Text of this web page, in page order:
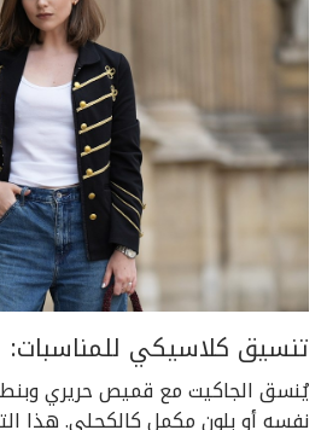
تنسيق كلاسيكي للمناسبات:
نفسه أو بلون مكمل كالكحلي. هذا